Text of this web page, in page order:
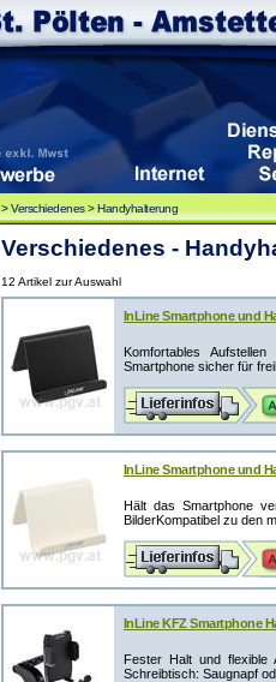
>Verschiedenes>Handyhalterung
Verschiedenes -
12 Artikel zur Auswahl
InLine Smartphone und
Komfortables
Smartphone sicher für
InLine Smartphone und
Hält das Smartphone
BilderKompatibel zu den
InLine KFZ Smartphone
Fester Halt und flexible
Schreibtisch: Saugnapf